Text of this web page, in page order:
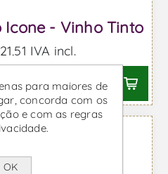
Icone - Vinho Tinto
IVA incl.
para maiores de
concorda com os
e com as regras
OK